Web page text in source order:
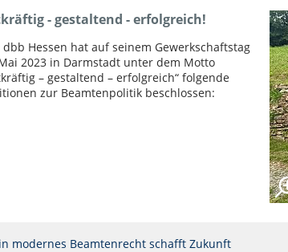
- gestaltend - erfolgreich!
dbb Hessen hat auf seinem Gewerkschaftstag
2023 in Darmstadt unter dem Motto
– gestaltend – erfolgreich“ folgende
zur Beamtenpolitik beschlossen:
modernes Beamtenrecht schafft Zukunft